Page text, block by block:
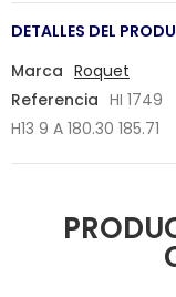
DETALLES DEL
Marca Roquet
Referencia HI 1749
H13 9 A 180.30 185.71